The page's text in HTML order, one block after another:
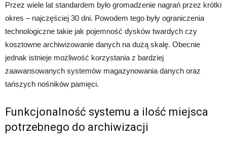
Przez wiele lat standardem było gromadzenie nagrań przez krótki
okres – najczęściej 30 dni. Powodem tego były ograniczenia
technologiczne takie jak pojemność dysków twardych czy
kosztowne archiwizowanie danych na dużą skalę. Obecnie
jednak istnieje możliwość korzystania z bardziej
zaawansowanych systemów magazynowania danych oraz
tańszych nośników pamięci.
Funkcjonalność systemu a ilość miejsca
potrzebnego do archiwizacji